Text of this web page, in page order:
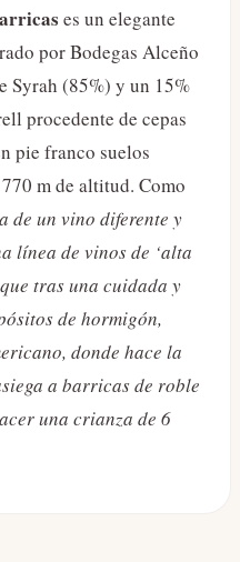
es un elegante
por Bodegas Alceño
Syrah (85%) y un 15%
procedente de cepas
pie franco suelos
m de altitud. Como
de un vino diferente y
línea de vinos de ‘alta
tras una cuidada y
de hormigón,
donde hace la
a barricas de roble
una crianza de 6